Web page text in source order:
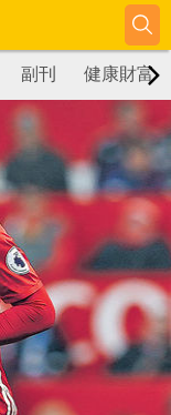
副刊 健康財富